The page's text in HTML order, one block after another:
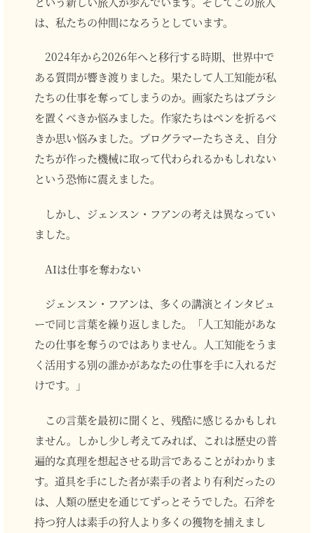
は、私たちの仲間になろうとしています。
2024年から2026年へと移行する時期、世界中で
ある質問が響き渡りました。果たして人工知能が私
たちの仕事を奪ってしまうのか。画家たちはブラシ
を置くべきか悩みました。作家たちはペンを折るべ
きか思い悩みました。プログラマーたちさえ、自分
たちが作った機械に取って代わられるかもしれない
という恐怖に震えました。
しかし、ジェンスン・フアンの考えは異なってい
ました。
AIは仕事を奪わない
ジェンスン・フアンは、多くの講演とインタビュ
ーで同じ言葉を繰り返しました。「人工知能があな
たの仕事を奪うのではありません。人工知能をうま
く活用する別の誰かがあなたの仕事を手に入れるだ
けです。」
この言葉を最初に聞くと、残酷に感じるかもしれ
ません。しかし少し考えてみれば、これは歴史の普
遍的な真理を想起させる助言であることがわかりま
す。道具を手にした者が素手の者より有利だったの
は、人類の歴史を通じてずっとそうでした。石斧を
持つ狩人は素手の狩人より多くの獲物を捕えまし